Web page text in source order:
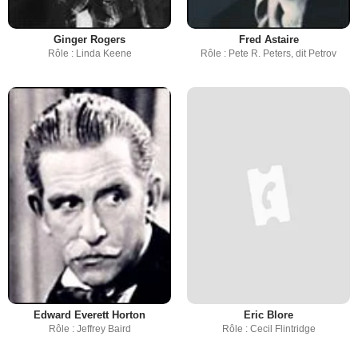
Ginger Rogers
Rôle : Linda Keene
Fred Astaire
Rôle : Pete R. Peters, dit Petrov
Edward Everett Horton
Rôle : Jeffrey Baird
Eric Blore
Rôle : Cecil Flintridge